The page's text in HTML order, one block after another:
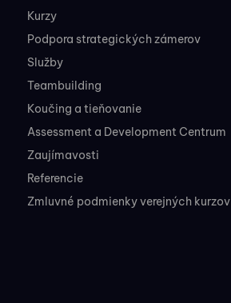
Kurzy
Podpora strategických zámerov
Služby
Teambuilding
Koučing a tieňovanie
Assessment a Development Centrum
Zaujímavosti
Referencie
Zmluvné podmienky verejných kurzov